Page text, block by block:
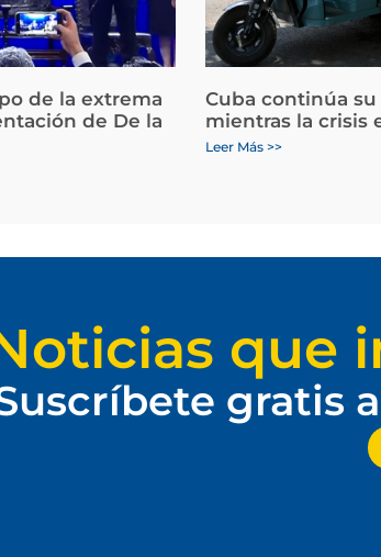
de la extrema
de De la
Cuba continúa
mientras la crisis
Leer Más >>
que
gratis